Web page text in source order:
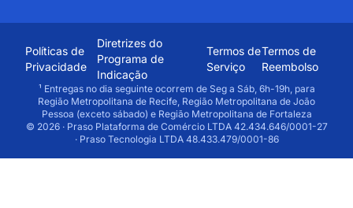
Políticas de
Privacidade
Diretrizes do
Programa de
Indicação
Termos de
Serviço
Termos de
Reembolso
¹ Entregas no dia seguinte ocorrem de Seg a Sáb, 6h-19h, para
Região Metropolitana de Recife, Região Metropolitana de João
Pessoa (exceto sábado) e Região Metropolitana de Fortaleza
© 2026 · Praso Plataforma de Comércio LTDA 42.434.646/0001-27
· Praso Tecnologia LTDA 48.433.479/0001-86